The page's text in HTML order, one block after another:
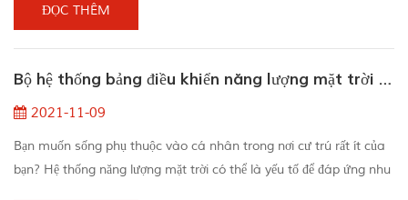
trên một vạn lượt cài đặt. Do đó, những ngôi nhà được xây dựng
với các tấm pin năng lượng mặt trời được đặt đúng cách sẽ không
mặt trời, ...
ĐỌC THÊM
Bộ hệ thống bảng điều khiển năng lượng mặt trời tốt nhất cho hộ gia đình của bạn
2021-11-09
Bạn muốn sống phụ thuộc vào cá nhân trong nơi cư trú rất ít của
bạn? Hệ thống năng lượng mặt trời có thể là yếu tố để đáp ứng nhu